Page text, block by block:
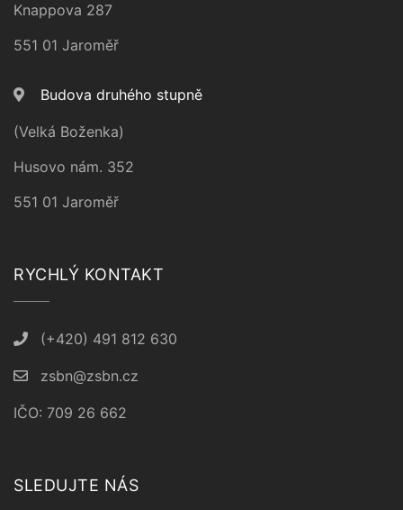
Knappova 287
551 01 Jaroměř
Budova druhého stupně
(Velká Boženka)
Husovo nám. 352
551 01 Jaroměř
RYCHLÝ KONTAKT
(+420) 491 812 630
zsbn@zsbn.cz
IČO: 709 26 662
SLEDUJTE NÁS